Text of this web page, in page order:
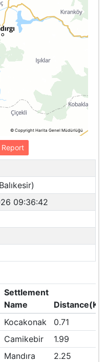
© Copyright Harita Genel Müdürlüğü
09:36:42
Settlement
Name
Kocakonak
0.71
Camikebir
1.99
Mandıra
2.25